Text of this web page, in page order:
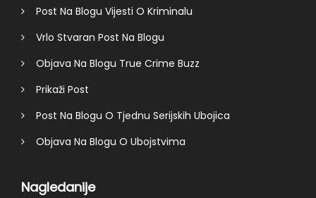
Post Na Blogu Vijesti O Kriminalu
Vrlo Stvaran Post Na Blogu
Objava Na Blogu True Crime Buzz
Prikaži Post
Post Na Blogu O Tjednu Serijskih Ubojica
Objava Na Blogu O Ubojstvima
Nagledanije